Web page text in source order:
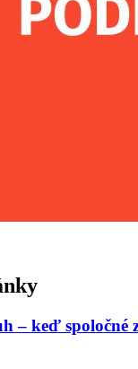
– keď spoločné